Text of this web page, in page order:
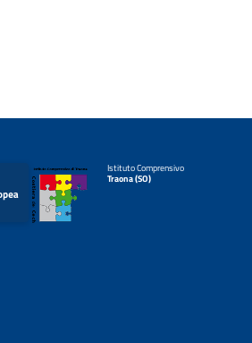
Istituto Comprensivo
Traona (SO)